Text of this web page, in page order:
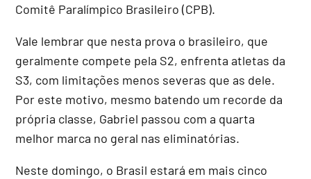
Comitê Paralímpico Brasileiro (CPB).
Vale lembrar que nesta prova o brasileiro, que
geralmente compete pela S2, enfrenta atletas da
S3, com limitações menos severas que as dele.
Por este motivo, mesmo batendo um recorde da
própria classe, Gabriel passou com a quarta
melhor marca no geral nas eliminatórias.
Neste domingo, o Brasil estará em mais cinco